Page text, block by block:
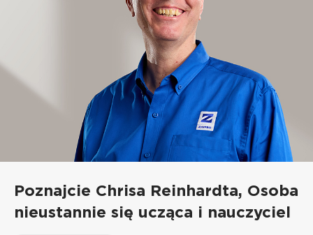
Poznajcie Chrisa Reinhardta, Osoba
nieustannie się ucząca i nauczyciel